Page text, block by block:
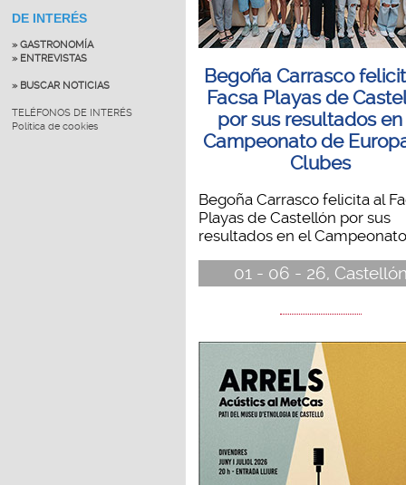
DE INTERÉS
» GASTRONOMÍA
» ENTREVISTAS
» BUSCAR NOTICIAS
TELÉFONOS DE INTERÉS
Política de cookies
Begoña Carrasco
Facsa Playas de
por sus resultados
Campeonato de
Clubes
Begoña Carrasco felicita al
Playas de Castellón por sus
resultados en el
01 - 06 - 26,